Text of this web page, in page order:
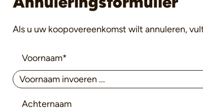
Als u uw koopovereenkomst wilt annuleren,
Voornaam*
Achternaam